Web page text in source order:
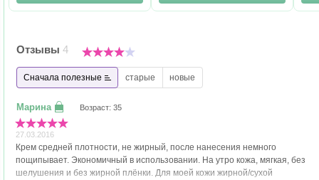
Отзывы 4
Сначала полезные старые новые
Возраст: 35
27.03.2016
Крем средней плотности, не жирный, после нанесения немного
пощипывает. Экономичный в использовании. На утро кожа, мягкая, без
шелушения и без жирной плёнки. Для моей кожи жирной/сухой